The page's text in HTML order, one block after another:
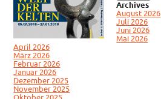
Archives
August 2026
Juli 2026
Juni 2026
Mai 2026
April 2026
März 2026
Februar 2026
Januar 2026
Dezember 2025
November 2025